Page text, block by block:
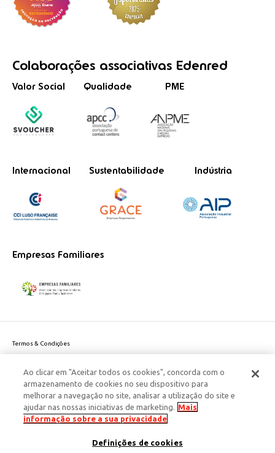
Colaborações associativas Edenred
Valor Social Qualidade PME
Internacional Sustentabilidade Indústria
Empresas Familiares
Termos & Condições
Politica de Cookies
Política de Privacidade Dados Pessoais
Responsabilidade Social Corporativa
Este site é protegido pelo reCAPTCHA e aplicam-se a
da Google.
Ao clicar em "Aceitar todos os cookies", concorda com o
armazenamento de cookies no seu dispositivo para
melhorar a navegação no site, analisar a utilização do site e
ajudar nas nossas iniciativas de marketing. Mais
informação sobre a sua privacidade
Definições de cookies